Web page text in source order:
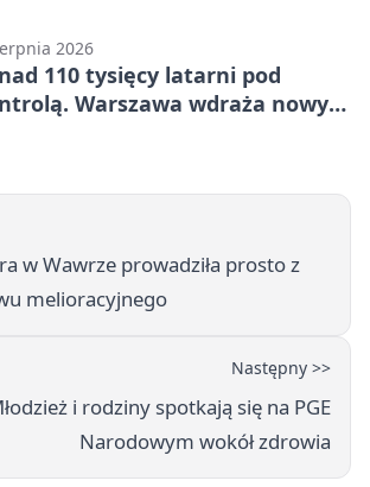
2026
110 tysięcy latarni pod
Warszawa wdraża nowy
w Wawrze prowadziła prosto z
melioracyjnego
Następny >>
i rodziny spotkają się na PGE
Narodowym wokół zdrowia